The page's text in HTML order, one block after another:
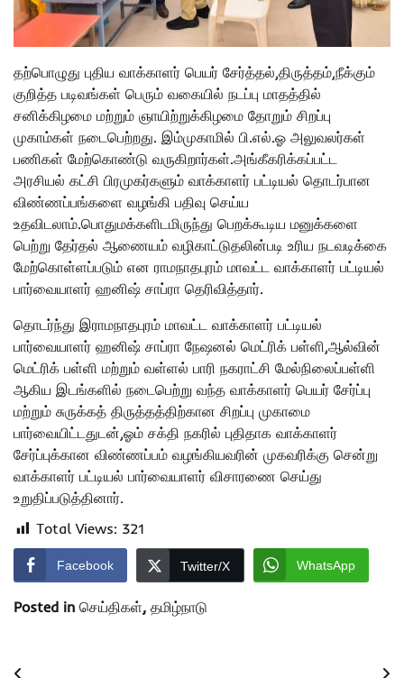
தற்பொழுது புதிய வாக்காளர் பெயர் சேர்த்தல்,திருத்தம்,நீக்கும்
குறித்த படிவங்கள் பெரும் வகையில் நடப்பு மாதத்தில்
சனிக்கிழமை மற்றும் ஞாயிற்றுக்கிழமை தோறும் சிறப்பு
முகாம்கள் நடைபெற்றது. இம்முகாமில் பி.எல்.ஓ அலுவலர்கள்
பணிகள் மேற்கொண்டு வருகிறார்கள்.அங்கீகரிக்கப்பட்ட
அரசியல் கட்சி பிரமுகர்களும் வாக்காளர் பட்டியல் தொடர்பான
விண்ணப்பங்களை வழங்கி பதிவு செய்ய
உதவிடலாம்.பொதுமக்களிடமிருந்து பெறக்கூடிய மனுக்களை
பெற்று தேர்தல் ஆணையம் வழிகாட்டுதலின்படி உரிய நடவடிக்கை
மேற்கொள்ளப்படும் என ராமநாதபுரம் மாவட்ட வாக்காளர் பட்டியல்
பார்வையாளர் ஹனிஷ் சாப்ரா தெரிவித்தார்.
தொடர்ந்து இராமநாதபுரம் மாவட்ட வாக்காளர் பட்டியல்
பார்வையாளர் ஹனிஷ் சாப்ரா நேஷனல் மெட்ரிக் பள்ளி,ஆல்வின்
மெட்ரிக் பள்ளி மற்றும் வள்ளல் பாரி நகராட்சி மேல்நிலைப்பள்ளி
ஆகிய இடங்களில் நடைபெற்று வந்த வாக்காளர் பெயர் சேர்ப்பு
மற்றும் சுருக்கத் திருத்தத்திற்கான சிறப்பு முகாமை
பார்வையிட்டதுடன்,ஓம் சக்தி நகரில் புதிதாக வாக்காளர்
சேர்ப்புக்கான விண்ணப்பம் வழங்கியவரின் முகவரிக்கு சென்று
வாக்காளர் பட்டியல் பார்வையாளர் விசாரணை செய்து
உறுதிப்படுத்தினார்.
Total Views: 321
Facebook Twitter/X WhatsApp
Posted in செய்திகள், தமிழ்நாடு